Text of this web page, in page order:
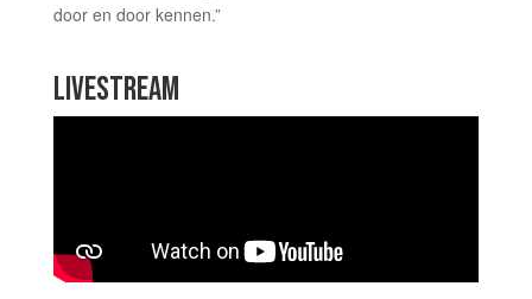
door en door kennen.”
LIVESTREAM